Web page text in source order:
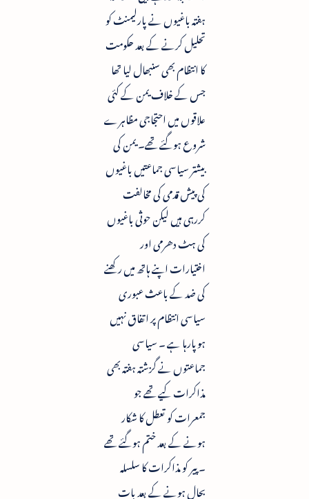
ہفتہ باغیوں نے پارلیمنٹ کو
تحلیل کرنے کے بعد حکومت
کا انتظام بھی سنبھال لیا تھا
جس کے خلاف یمن کے کئی
علاقوں میں احتجاجی مظاہرے
شروع ہوگئے تھے۔ یمن کی
بیشتر سیاسی جماعتیں باغیوں
کی پیش قدمی کی مخالفت
کررہی ہیں لیکن حوثی باغیوں
کی ہٹ دھرمی اور
اختیارات اپنے ہاتھ میں رکھنے
کی ضد کے باعث عبوری
سیاسی انتظام پر اتفاق نہیں
ہوپارہا ہے ۔ سیاسی
جماعتوں نے گزشتہ ہفتہ بھی
مذاکرات کیے تھے جو
جمعرات کو تعطل کا شکار
ہونے کے بعد ختم ہوگئے تھے
۔ پیر کو مذاکرات کا سلسلہ
بحال ہونے کے بعد بات